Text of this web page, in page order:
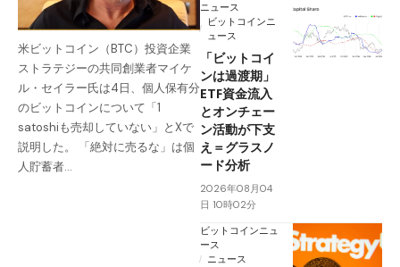
米ビットコイン（BTC）投資企業
ストラテジーの共同創業者マイケ
ル・セイラー氏は4日、個人保有分
のビットコインについて「1
satoshiも売却していない」とXで
説明した。 「絶対に売るな」は個
人貯蓄者…
ニュース
ビットコインニ
ュース
「ビットコイ
ンは過渡期」
ETF資金流入
とオンチェー
ン活動が下支
え＝グラスノ
ード分析
2026年08月04
日 10時02分
ビットコインニュ
ース
ニュース